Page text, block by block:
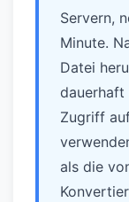
Servern,
Minute.
Datei
dauerhaft
Zugriff
als die